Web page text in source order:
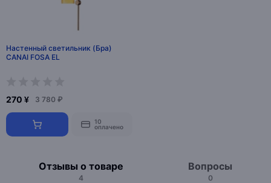
Настенный светильник (Бра)
CANAI FOSA EL
270 ¥ 3 780 ₽
10
оплачено
Отзывы о товаре
4
Вопросы
0